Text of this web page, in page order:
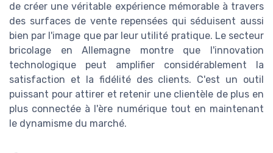
de créer une véritable expérience mémorable à travers
des surfaces de vente repensées qui séduisent aussi
bien par l'image que par leur utilité pratique. Le secteur
bricolage en Allemagne montre que l'innovation
technologique peut amplifier considérablement la
satisfaction et la fidélité des clients. C'est un outil
puissant pour attirer et retenir une clientèle de plus en
plus connectée à l'ère numérique tout en maintenant
le dynamisme du marché.